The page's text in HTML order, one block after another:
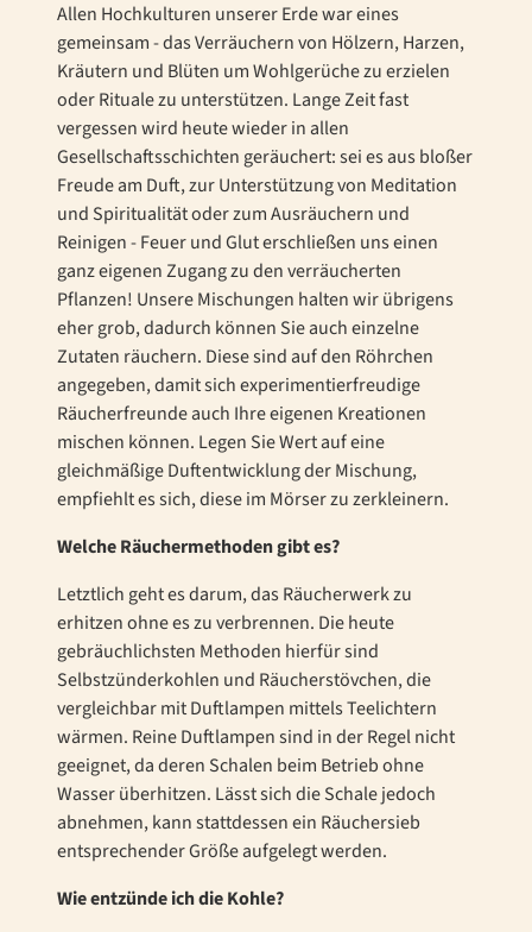
Allen Hochkulturen unserer Erde war eines
gemeinsam - das Verräuchern von Hölzern, Harzen,
Kräutern und Blüten um Wohlgerüche zu erzielen
oder Rituale zu unterstützen. Lange Zeit fast
vergessen wird heute wieder in allen
Gesellschaftsschichten geräuchert: sei es aus bloßer
Freude am Duft, zur Unterstützung von Meditation
und Spiritualität oder zum Ausräuchern und
Reinigen - Feuer und Glut erschließen uns einen
ganz eigenen Zugang zu den verräucherten
Pflanzen! Unsere Mischungen halten wir übrigens
eher grob, dadurch können Sie auch einzelne
Zutaten räuchern. Diese sind auf den Röhrchen
angegeben, damit sich experimentierfreudige
Räucherfreunde auch Ihre eigenen Kreationen
mischen können. Legen Sie Wert auf eine
gleichmäßige Duftentwicklung der Mischung,
empfiehlt es sich, diese im Mörser zu zerkleinern.
Welche Räuchermethoden gibt es?
Letztlich geht es darum, das Räucherwerk zu
erhitzen ohne es zu verbrennen. Die heute
gebräuchlichsten Methoden hierfür sind
Selbstzünderkohlen und Räucherstövchen, die
vergleichbar mit Duftlampen mittels Teelichtern
wärmen. Reine Duftlampen sind in der Regel nicht
geeignet, da deren Schalen beim Betrieb ohne
Wasser überhitzen. Lässt sich die Schale jedoch
abnehmen, kann stattdessen ein Räuchersieb
entsprechender Größe aufgelegt werden.
Wie entzünde ich die Kohle?